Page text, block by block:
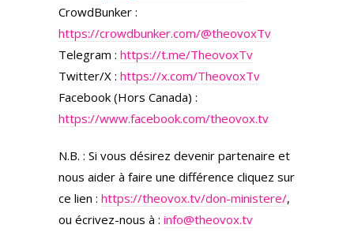
CrowdBunker :
https://crowdbunker.com/@theovoxTv
Telegram : https://t.me/TheovoxTv
Twitter/X : https://x.com/TheovoxTv
Facebook (Hors Canada) :
https://www.facebook.com/theovox.tv
N.B. : Si vous désirez devenir partenaire et
nous aider à faire une différence cliquez sur
ce lien : https://theovox.tv/don-ministere/,
ou écrivez-nous à : info@theovox.tv